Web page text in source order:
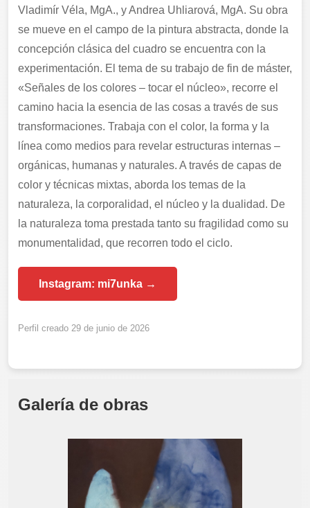
Vladimír Véla, MgA., y Andrea Uhliarová, MgA. Su obra
se mueve en el campo de la pintura abstracta, donde la
concepción clásica del cuadro se encuentra con la
experimentación. El tema de su trabajo de fin de máster,
«Señales de los colores – tocar el núcleo», recorre el
camino hacia la esencia de las cosas a través de sus
transformaciones. Trabaja con el color, la forma y la
línea como medios para revelar estructuras internas –
orgánicas, humanas y naturales. A través de capas de
color y técnicas mixtas, aborda los temas de la
naturaleza, la corporalidad, el núcleo y la dualidad. De
la naturaleza toma prestada tanto su fragilidad como su
monumentalidad, que recorren todo el ciclo.
Instagram: mi7unka →
Perfil creado 29 de junio de 2026
Galería de obras